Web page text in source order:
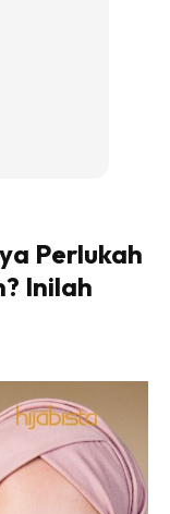
Perlukah
Inilah